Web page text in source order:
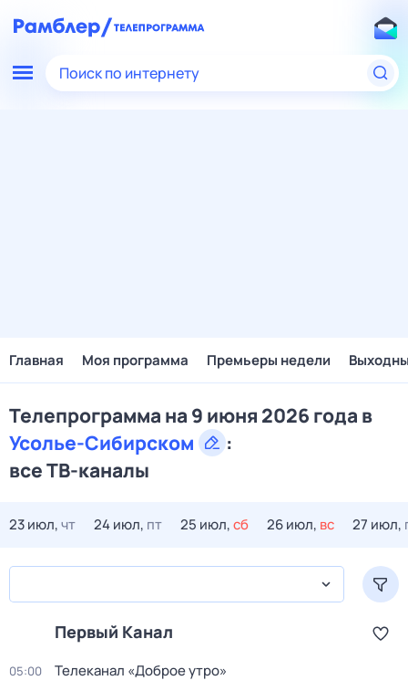
Поиск по интернету
Главная Моя программа Премьеры недели
Телепрограмма на 9 июня 2026 года в
Усолье-Сибирском
:
все ТВ-каналы
23 июл,чт 24 июл, пт 25 июл,сб 26 июл, вс 27 июл,
Первый Канал
05:00 Телеканал «Доброе утро»